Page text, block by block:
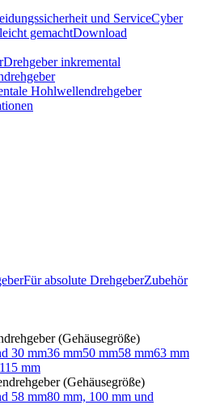
und ServiceCyber
gemachtDownload
Drehgeber inkremental
Hohlwellendrehgeber
Für absolute DrehgeberZubehör
(Gehäusegröße)
30 mm36 mm50 mm58 mm63 mm
mm
(Gehäusegröße)
58 mm80 mm, 100 mm und